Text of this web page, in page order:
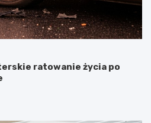
ratowanie życia po